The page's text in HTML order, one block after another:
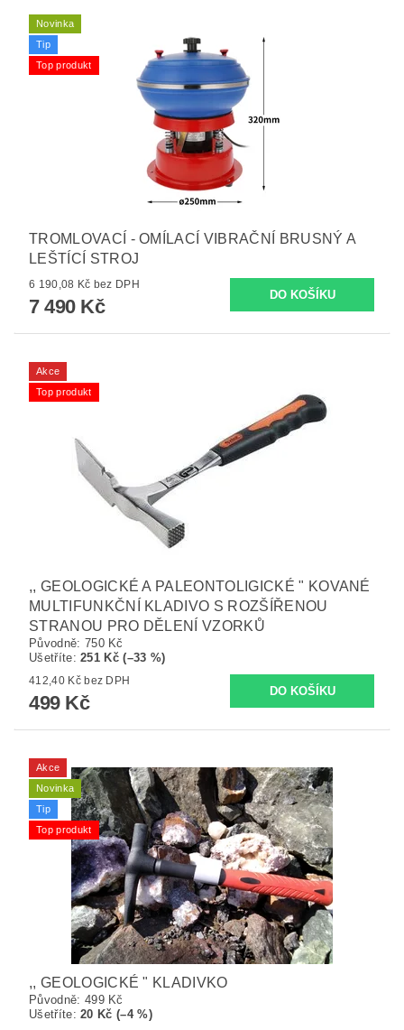
Novinka
Tip
Top produkt
TROMLOVACÍ - OMÍLACÍ VIBRAČNÍ BRUSNÝ A
LEŠTÍCÍ STROJ
6 190,08 Kč bez DPH
7 490 Kč
Akce
Top produkt
,, GEOLOGICKÉ A PALEONTOLIGICKÉ " KOVANÉ
MULTIFUNKČNÍ KLADIVO S ROZŠÍŘENOU
STRANOU PRO DĚLENÍ VZORKŮ
Původně: 750 Kč
Ušetříte:251 Kč (–33 %)
412,40 Kč bez DPH
499 Kč
Akce
Novinka
Tip
Top produkt
,, GEOLOGICKÉ " KLADIVKO
Původně: 499 Kč
Ušetříte:20 Kč (–4 %)